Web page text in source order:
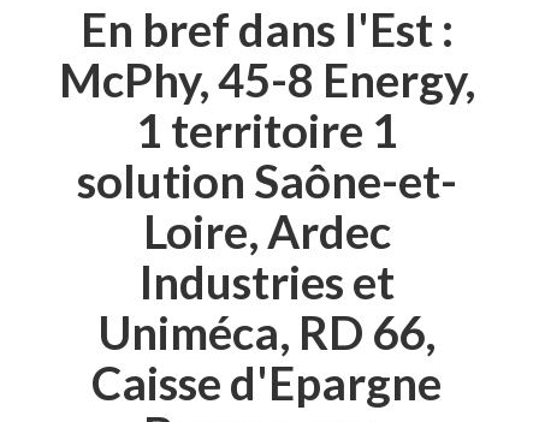
En bref dans l'Est :
McPhy, 45-8 Energy,
1 territoire 1
solution Saône-et-
Loire, Ardec
Industries et
Uniméca, RD 66,
Caisse d'Epargne